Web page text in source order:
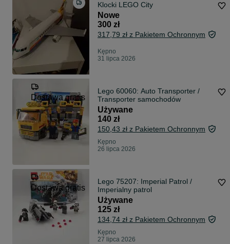
Klocki LEGO City
Nowe
300 zł
317,79 zł z Pakietem Ochronnym
Kępno
31 lipca 2026
Dostawa gratis
Lego 60060: Auto Transporter /
Transporter samochodów
Używane
140 zł
150,43 zł z Pakietem Ochronnym
Kępno
26 lipca 2026
Dostawa gratis
Lego 75207: Imperial Patrol /
Imperialny patrol
Używane
125 zł
134,74 zł z Pakietem Ochronnym
Kępno
27 lipca 2026